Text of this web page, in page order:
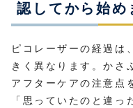
認してから始め
ピコレーザーの経過は
きく異なります。かさ
アフターケアの注意点
「思っていたのと違っ